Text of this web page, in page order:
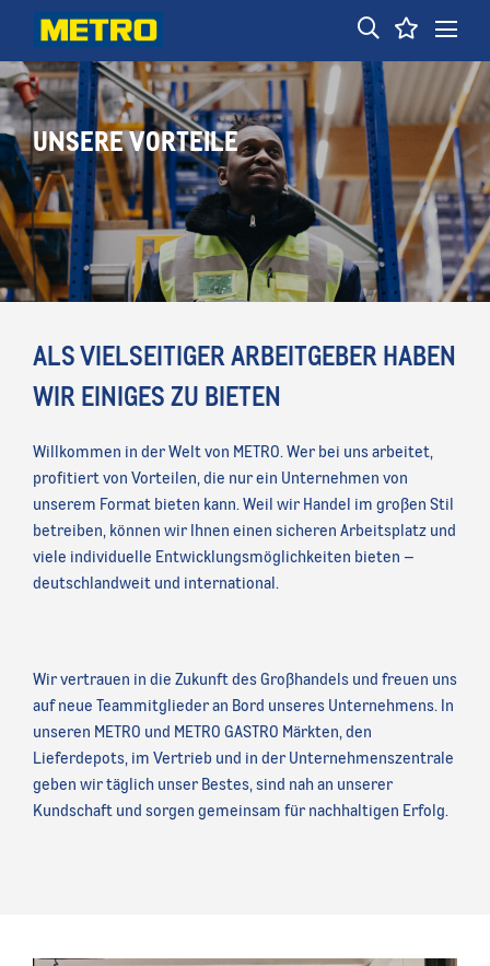
UNSERE VORTEILE
ALS VIELSEITIGER ARBEITGEBER HABEN
WIR EINIGES ZU BIETEN
Willkommen in der Welt von METRO. Wer bei uns arbeitet,
profitiert von Vorteilen, die nur ein Unternehmen von
unserem Format bieten kann. Weil wir Handel im großen Stil
betreiben, können wir Ihnen einen sicheren Arbeitsplatz und
viele individuelle Entwicklungsmöglichkeiten bieten –
deutschlandweit und international.
Wir vertrauen in die Zukunft des Großhandels und freuen uns
auf neue Teammitglieder an Bord unseres Unternehmens. In
unseren METRO und METRO GASTRO Märkten, den
Lieferdepots, im Vertrieb und in der Unternehmenszentrale
geben wir täglich unser Bestes, sind nah an unserer
Kundschaft und sorgen gemeinsam für nachhaltigen Erfolg.